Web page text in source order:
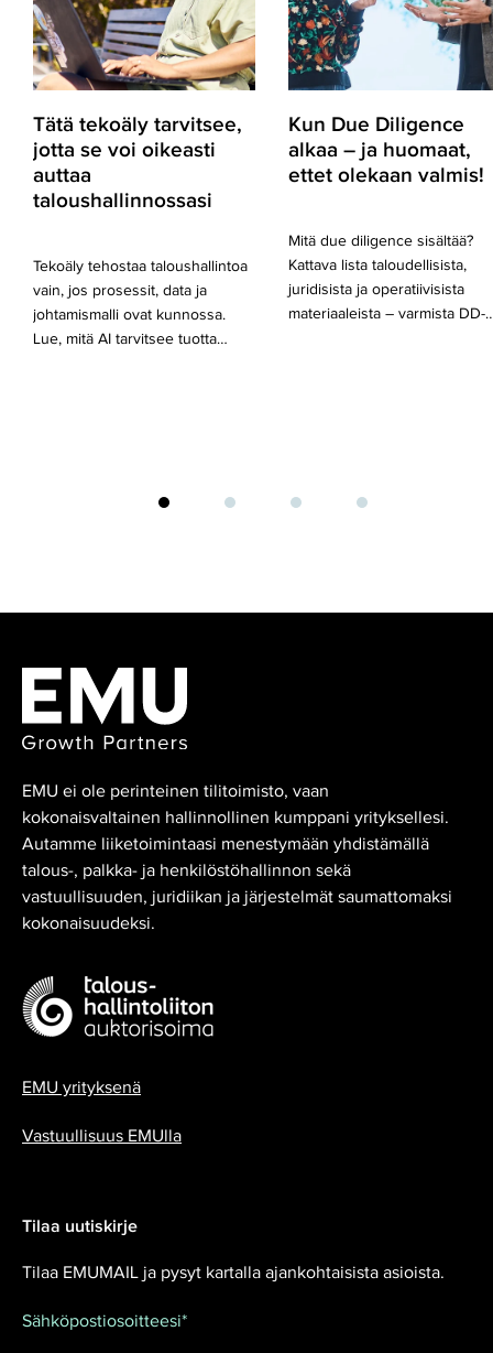
voi
oikeasti
auttaa
taloushallinnossasi
Tätä tekoäly tarvitsee,
jotta se voi oikeasti
auttaa
taloushallinnossasi
Tekoäly tehostaa taloushallintoa
vain, jos prosessit, data ja
johtamismalli ovat kunnossa.
Lue, mitä AI tarvitsee tuotta…
ja
huomaat,
ettet
olekaan
valmis!
Kun Due Diligence
alkaa – ja huomaat,
ettet olekaan valmis!
Mitä due diligence sisältää?
Kattava lista taloudellisista,
juridisista ja operatiivisista
materiaaleista – varmista DD-
EMU ei ole perinteinen tilitoimisto, vaan
kokonaisvaltainen hallinnollinen kumppani yrityksellesi.
Autamme liiketoimintaasi menestymään yhdistämällä
talous-, palkka- ja henkilöstöhallinnon sekä
vastuullisuuden, juridiikan ja järjestelmät saumattomaksi
kokonaisuudeksi.
EMU yrityksenä
Vastuullisuus EMUlla
Tilaa uutiskirje
Tilaa EMUMAIL ja pysyt kartalla ajankohtaisista asioista.
Sähköpostiosoitteesi*